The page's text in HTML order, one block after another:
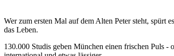
Wer zum ersten Mal auf dem Alten Peter steht, spürt
das Leben.
130.000 Studis geben München einen frischen Puls